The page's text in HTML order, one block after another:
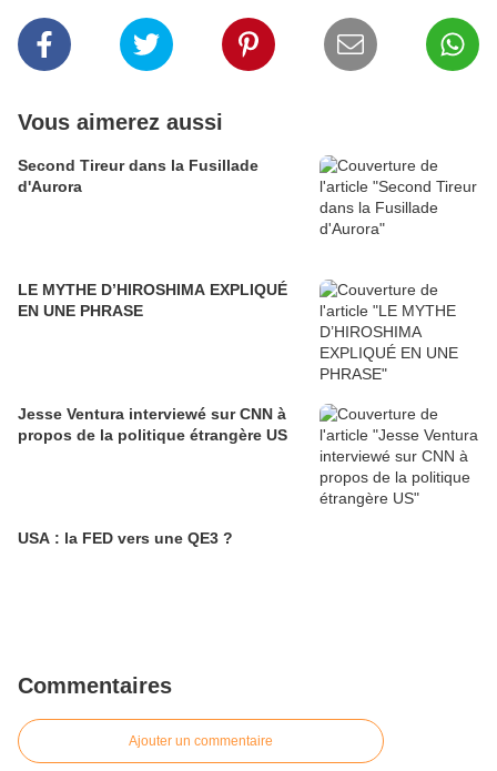
Vous aimerez aussi
Second Tireur dans la Fusillade
d'Aurora
LE MYTHE D’HIROSHIMA EXPLIQUÉ
EN UNE PHRASE
Jesse Ventura interviewé sur CNN à
propos de la politique étrangère US
USA : la FED vers une QE3 ?
Commentaires
Ajouter un commentaire